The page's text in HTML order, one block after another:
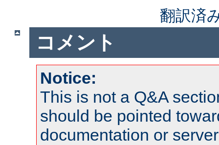
翻訳済
コメント
Notice:
This is not a Q&A
should be pointed
documentation or